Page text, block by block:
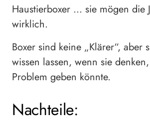
Haustierboxer … sie mögen die
wirklich.
Boxer sind keine „Klärer“, aber
wissen lassen, wenn sie
Problem geben könnte.
Nachteile: